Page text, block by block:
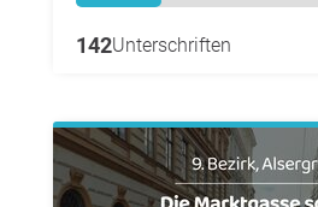
142Unterschriften